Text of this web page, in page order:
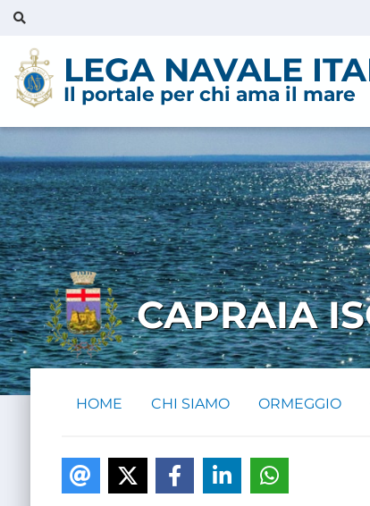
LEGA NAVALE
Il portale per chi ama il mare
CAPRAIA
HOME CHI SIAMO ORMEGGIO